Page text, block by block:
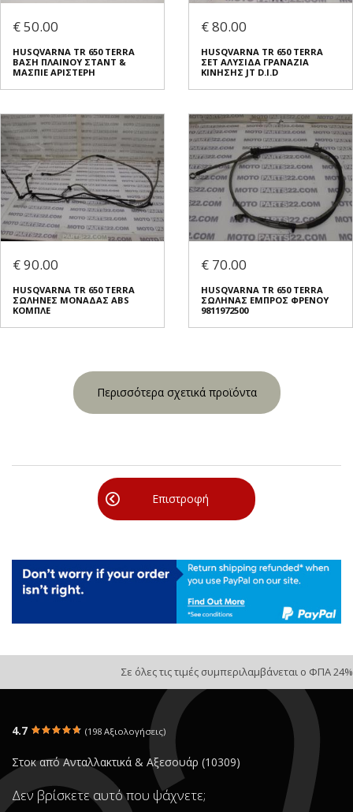
€ 50.00
HUSQVARNA TR 650 TERRA
ΒΑΣΗ ΠΛΑΙΝΟΥ ΣΤΑΝΤ &
ΜΑΣΠΙΕ ΑΡΙΣΤΕΡΗ
€ 80.00
HUSQVARNA TR 650 TERRA
ΣΕΤ ΑΛΥΣΙΔΑ ΓΡΑΝΑΖΙΑ
ΚΙΝΗΣΗΣ JT D.I.D
€ 90.00
HUSQVARNA TR 650 TERRA
ΣΩΛΗΝΕΣ ΜΟΝΑΔΑΣ ABS
ΚΟΜΠΛΕ
€ 70.00
HUSQVARNA TR 650 TERRA
ΣΩΛΗΝΑΣ ΕΜΠΡΟΣ ΦΡΕΝΟΥ
9811972500
Περισσότερα σχετικά προϊόντα
Επιστροφή
Σε όλες τις τιμές συμπεριλαμβάνεται ο ΦΠΑ 24%
4.7 (198 Αξιολογήσεις)
Στοκ από Ανταλλακτικά & Αξεσουάρ (10309)
Δεν βρίσκετε αυτό που ψάχνετε;